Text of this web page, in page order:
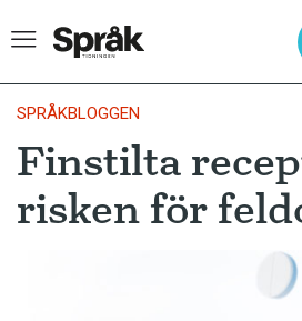
Hem
Artiklar
SPRÅKBLOGGEN
Finstilta
risken för